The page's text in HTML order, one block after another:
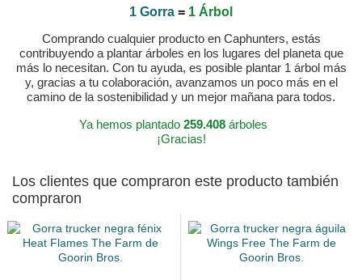
1 Gorra = 1 Árbol
Comprando cualquier producto en Caphunters, estás
contribuyendo a plantar árboles en los lugares del planeta que
más lo necesitan. Con tu ayuda, es posible plantar 1 árbol más
y, gracias a tu colaboración, avanzamos un poco más en el
camino de la sostenibilidad y un mejor mañana para todos.
Ya hemos plantado 259.408 árboles
¡Gracias!
Los clientes que compraron este producto también
compraron